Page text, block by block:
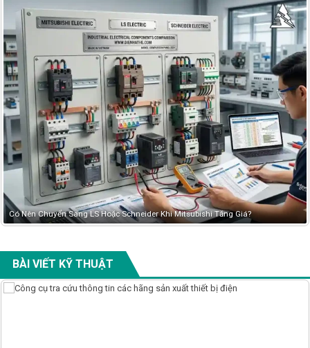
Bảng giá đầu Cos mới nhất tháng 05/2026-Tải Bảng giá Đầu Cos Mới Nhất
BÀI VIẾT KỸ THUẬT